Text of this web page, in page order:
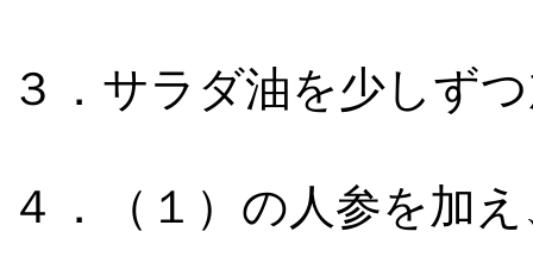
３．サラダ油を少しず
４．（１）の人参を加